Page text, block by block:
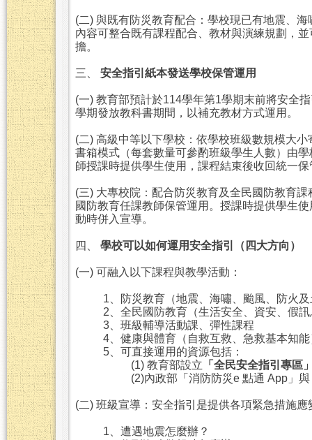
(二) 與既有防災教育配合：學校現已有地震、
內容可整合既有課程配合、教材與演練規劃，
擔。
三、 安全指引紙本發送學校保管運用
(一) 教育部預計於114學年第1學期末前將安全
學期發放教科書期間，以補充教材方式運用。
(二) 高級中等以下學校：依學校班級數規模大
書箱模式（每套數量可參酌班級學生人數）由
師授課時提供學生使用，課程結束後收回統一保
(三) 大專校院：配合防災教育及全民國防教育
國防教育任課教師保管運用。授課時提供學生
動時併入宣導。
四、 學校可以如何運用安全指引（四大方向）
(一) 可融入以下課程與教學活動：
1、防災教育（地震、海嘯、颱風、防火
2、全民國防教育（生活安全、資安、假
3、班級輔導活動課、彈性課程
4、健康與體育（自救互救、急救基本知能
5、可直接運用的資源包括：
(1) 教育部設立 「全民安全指引專區
(2)內政部「消防防災e 點通 App」
(二) 班級宣導：安全指引是提供各項緊急措施
1、遭遇地震怎麼辦？